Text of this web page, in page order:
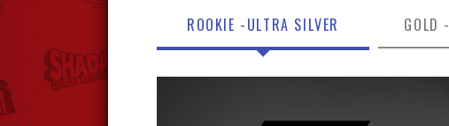
ROOKIE -ULTRA SILVER GOLD -